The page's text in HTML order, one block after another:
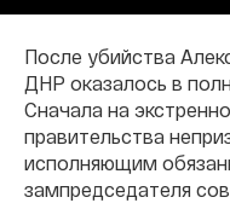
После убийства
ДНР оказалось в
Сначала на
правительства
исполняющим
зампредседателя